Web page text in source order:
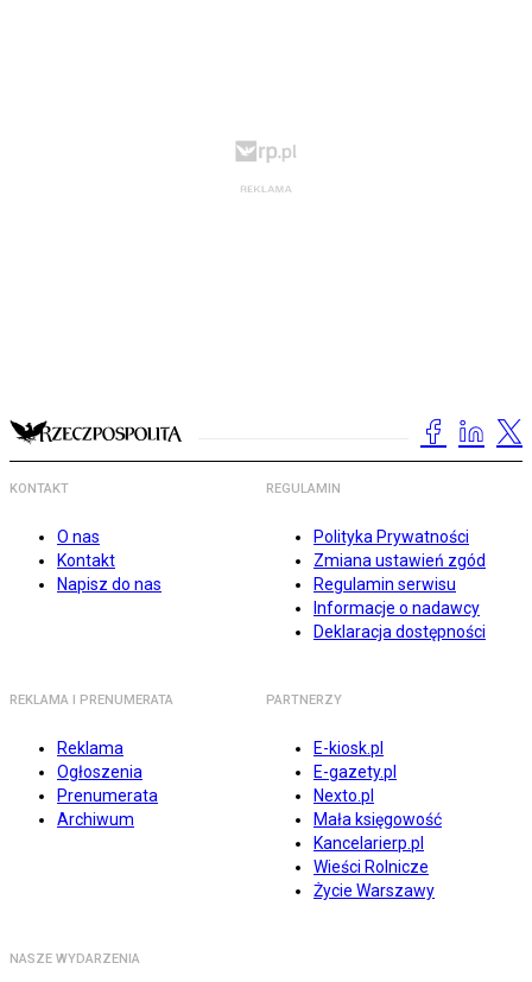
KONTAKT
O nas
Kontakt
Napisz do nas
REGULAMIN
Polityka Prywatności
Zmiana ustawień zgód
Regulamin serwisu
Informacje o nadawcy
Deklaracja dostępności
REKLAMA I PRENUMERATA
Reklama
Ogłoszenia
Prenumerata
Archiwum
PARTNERZY
E-kiosk.pl
E-gazety.pl
Nexto.pl
Mała księgowość
Kancelarierp.pl
Wieści Rolnicze
Życie Warszawy
NASZE WYDARZENIA